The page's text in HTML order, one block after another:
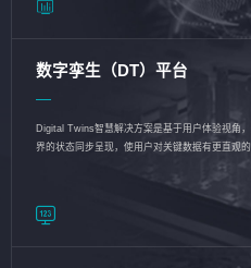
数字孪生（DT）平台
Digital Twins智慧解决方案是基于用户体验视角
界的状态同步呈现，使用户对关键数据有更直观